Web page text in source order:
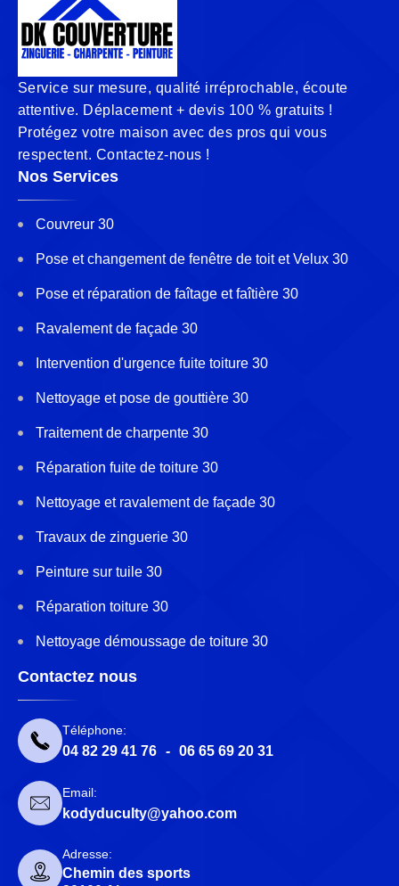
Service sur mesure, qualité irréprochable, écoute
attentive. Déplacement + devis 100 % gratuits !
Protégez votre maison avec des pros qui vous
respectent. Contactez-nous !
Nos Services
Couvreur 30
Pose et changement de fenêtre de toit et Velux 30
Pose et réparation de faîtage et faîtière 30
Ravalement de façade 30
Intervention d'urgence fuite toiture 30
Nettoyage et pose de gouttière 30
Traitement de charpente 30
Réparation fuite de toiture 30
Nettoyage et ravalement de façade 30
Travaux de zinguerie 30
Peinture sur tuile 30
Réparation toiture 30
Nettoyage démoussage de toiture 30
Contactez nous
Téléphone:
04 82 29 41 76 - 06 65 69 20 31
Email:
kodyduculty@yahoo.com
Adresse:
Chemin des sports